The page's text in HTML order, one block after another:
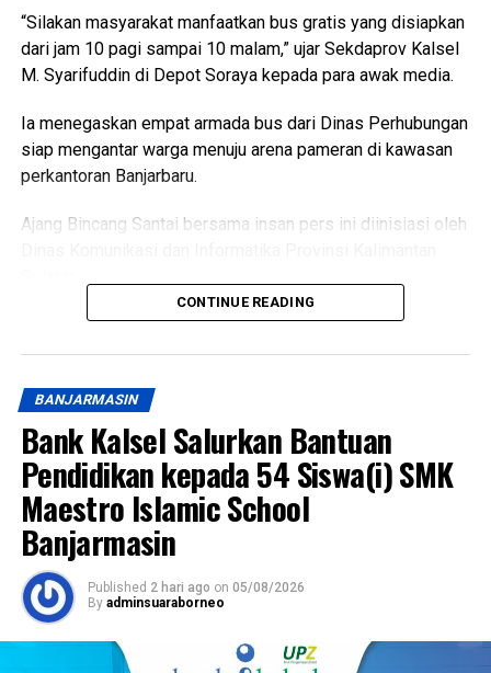
“Silakan masyarakat manfaatkan bus gratis yang disiapkan
dari jam 10 pagi sampai 10 malam,” ujar Sekdaprov Kalsel
M. Syarifuddin di Depot Soraya kepada para awak media.
Ia menegaskan empat armada bus dari Dinas Perhubungan
siap mengantar warga menuju arena pameran di kawasan
perkantoran Banjarbaru.
Ajang Bincang Santai bersama insan pers ini diinisiasi oleh
Pertemuan hangat ini dikemas penuh keakraban untuk
menyampaikan keterbukaan informasi pembangunan
Puncak perayaan tahun ini dibuat lebih berkesan agar
masyarakat bisa datang menikmati hiburan murah meriah.
Seluruh jajaran satuan kerja perangkat daerah dikerahkan
sesuai tugas masing-masing demi melayani keperluan
warga Banua.
“Peresmian Masjid Syekh Muhammad Arsyad Al-Banjari
menjadi agenda istimewa dalam rangkaian peringatan
tahun ini agak sedikit berbeda,” ujarnya.
CONTINUE READING
BANJARMASIN
Bank Kalsel Salurkan Bantuan
Pendidikan kepada 54 Siswa(i) SMK
Maestro Islamic School
Banjarmasin
Published 2 hari ago on 05/08/2026
By adminsuaraborneo